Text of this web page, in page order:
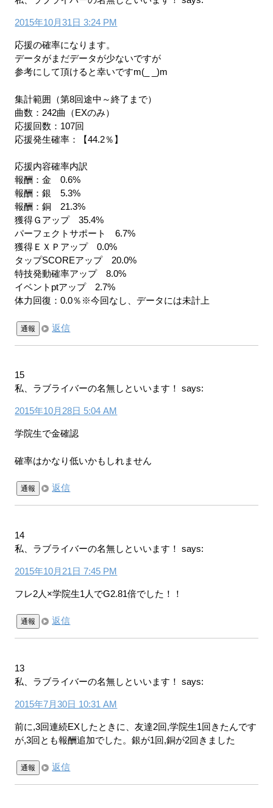
2015年10月31日 3:24 PM
応援の確率になります。
データがまだデータが少ないですが
参考にして頂けると幸いですm(_ _)m
集計範囲（第8回途中～終了まで）
曲数：242曲（EXのみ）
応援回数：107回
応援発生確率：【44.2％】
応援内容確率内訳
報酬：金 0.6%
報酬：銀 5.3%
報酬：銅 21.3%
獲得Ｇアップ 35.4%
パーフェクトサポート 6.7%
獲得ＥＸＰアップ 0.0%
タップSCOREアップ 20.0%
特技発動確率アップ 8.0%
イベントptアップ 2.7%
体力回復：0.0％※今回なし、データには未計上
通報 返信
15
私、ラブライバーの名無しといいます！
says:
2015年10月28日 5:04 AM
学院生で金確認
確率はかなり低いかもしれません
通報 返信
14
私、ラブライバーの名無しといいます！
says:
2015年10月21日 7:45 PM
フレ2人×学院生1人でG2.81倍でした！！
通報 返信
13
私、ラブライバーの名無しといいます！
says:
2015年7月30日 10:31 AM
前に,3回連続EXしたときに、友達2回,学院生1回きたんです
が,3回とも報酬追加でした。銀が1回,銅が2回きました
通報 返信